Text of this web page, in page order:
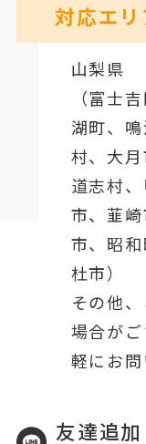
対応エリ
山梨県
（富士
湖町、
村、 大月
道志村、
市、韮
市、昭
杜市）
その他
場合が
軽にお問
友達追加